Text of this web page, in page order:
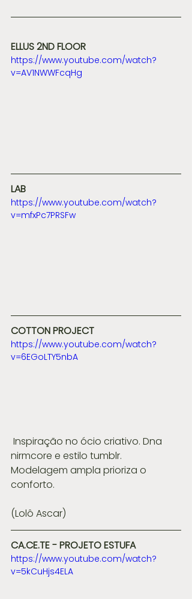
ELLUS 2ND FLOOR
https://www.youtube.com/watch?
v=AV1NWWFcqHg
LAB
https://www.youtube.com/watch?
v=mfxPc7PRSFw
COTTON PROJECT
https://www.youtube.com/watch?
v=6EGoLTY5nbA
nirmcore e estilo tumblr.
Modelagem ampla prioriza o
conforto.
(Lolô Ascar)
CA.CE.TE - PROJETO ESTUFA
https://www.youtube.com/watch?
v=5kCuHjs4ELA